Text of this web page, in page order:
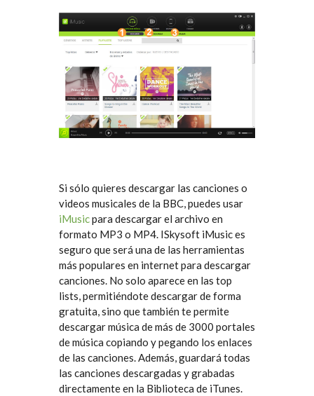
Si sólo quieres descargar las canciones o
videos musicales de la BBC, puedes usar
iMusicpara descargar el archivo en
formato MP3 o MP4. ISkysoft iMusic es
seguro que será una de las herramientas
más populares en internet para descargar
canciones. No solo aparece en las top
lists, permitiéndote descargar de forma
gratuita, sino que también te permite
descargar música de más de 3000 portales
de música copiando y pegando los enlaces
de las canciones. Además, guardará todas
las canciones descargadas y grabadas
directamente en la Biblioteca de iTunes.